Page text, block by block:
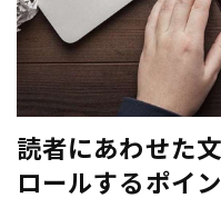
読者にあわせた
ロールするポイ